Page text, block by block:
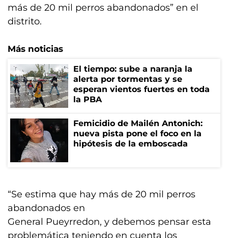
más de 20 mil perros abandonados” en el
distrito.
Más noticias
El tiempo: sube a naranja la
alerta por tormentas y se
esperan vientos fuertes en toda
la PBA
Femicidio de Mailén Antonich:
nueva pista pone el foco en la
hipótesis de la emboscada
“Se estima que hay más de 20 mil perros
abandonados en
General Pueyrredon, y debemos pensar esta
problemática teniendo en cuenta los